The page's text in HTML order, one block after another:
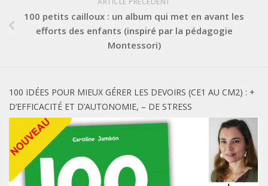
100 petits cailloux : un album qui met en avant les
efforts des enfants (inspiré par la pédagogie
Montessori)
100 IDÉES POUR MIEUX GÉRER LES DEVOIRS (CE1 AU CM2) : +
D’EFFICACITÉ ET D’AUTONOMIE, – DE STRESS